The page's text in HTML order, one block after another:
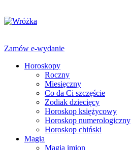
Zamów e-wydanie
Horoskopy
Roczny
Miesięczny
Co da Ci szczęście
Zodiak dziecięcy
Horoskop księżycowy
Horoskop numerologiczny
Horoskop chiński
Magia
Magia imion